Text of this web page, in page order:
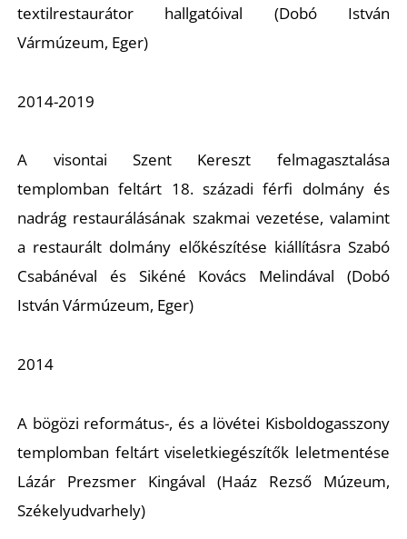
textilrestaurátor hallgatóival (Dobó István
Vármúzeum, Eger)
2014-2019
A visontai Szent Kereszt felmagasztalása
templomban feltárt 18. századi férfi dolmány és
nadrág restaurálásának szakmai vezetése, valamint
a restaurált dolmány előkészítése kiállításra Szabó
Csabánéval és Sikéné Kovács Melindával (Dobó
István Vármúzeum, Eger)
2014
A bögözi református-, és a lövétei Kisboldogasszony
templomban feltárt viseletkiegészítők leletmentése
Lázár Prezsmer Kingával (Haáz Rezső Múzeum,
Székelyudvarhely)